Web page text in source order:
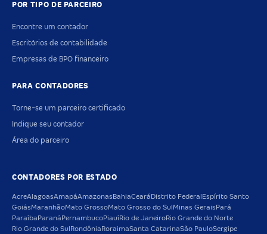
POR TIPO DE PARCEIRO
Encontre um contador
Escritórios de contabilidade
Empresas de BPO financeiro
PARA CONTADORES
Torne-se um parceiro certificado
Indique seu contador
Área do parceiro
CONTADORES POR ESTADO
AcreAlagoasAmapáAmazonas BahiaCeará Distrito Federal Espírito Santo
GoiásMaranhãoMato GrossoMato Grosso do Sul Minas Gerais Pará
Paraíba Paraná PernambucoPiauíRio de JaneiroRio Grande do Norte
Rio Grande do Sul Rondônia RoraimaSanta CatarinaSão PauloSergipe